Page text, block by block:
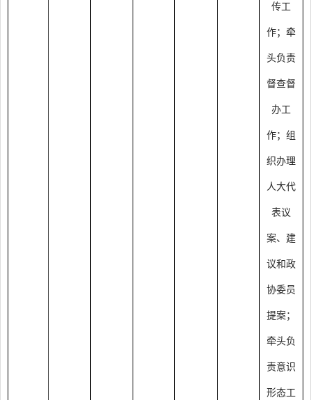
传工
作；牵
头负责
督查督
办工
作；组
织办理
人大代
表议
案、建
议和政
协委员
提案；
牵头负
责意识
形态工